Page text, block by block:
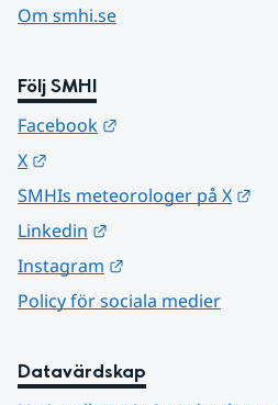
Om smhi.se
Följ SMHI
Facebook
X
SMHIs meteorologer på X
Linkedin
Instagram
Policy för sociala medier
Datavärdskap